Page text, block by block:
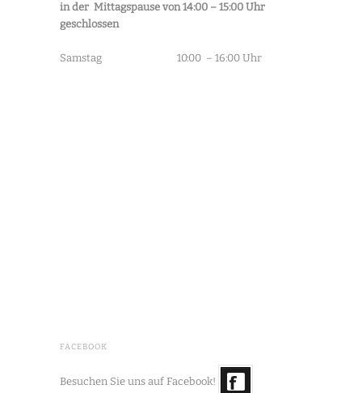
in der Mittagspause von 14:00 – 15:00 Uhr
geschlossen
Samstag 10:00 – 16:00 Uhr
FACEBOOK
Besuchen Sie uns auf Facebook!